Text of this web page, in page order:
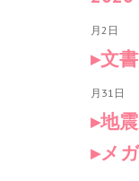
月2日
文
月31日
地
メ